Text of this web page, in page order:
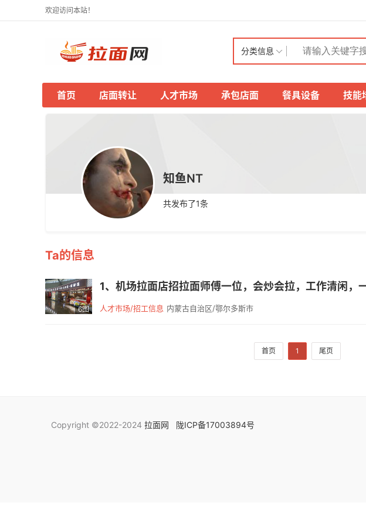
欢迎访问本站！
分类信息
首页 店面转让 人才市场 承包店面 餐具设备 技能
知鱼NT
共发布了1条
Ta的信息
6图
1、机场拉面店招拉面师傅一位，会炒会拉，工作清闲，
人才市场/招工信息 内蒙古自治区/鄂尔多斯市
首页 1 尾页
Copyright ©2022-2024 拉面网 陇ICP备17003894号